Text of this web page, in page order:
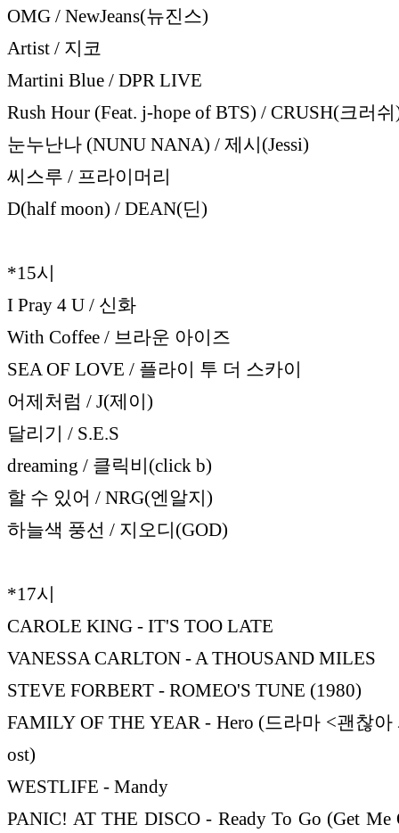
OMG / NewJeans(뉴진스)
Artist / 지코
Martini Blue / DPR LIVE
Rush Hour (Feat. j-hope of BTS) / CRUSH(크러
눈누난나 (NUNU NANA) / 제시(Jessi)
씨스루 / 프라이머리
D(half moon) / DEAN(딘)
*15시
I Pray 4 U / 신화
With Coffee / 브라운 아이즈
SEA OF LOVE / 플라이 투 더 스카이
어제처럼 / J(제이)
달리기 / S.E.S
dreaming / 클릭비(click b)
할 수 있어 / NRG(엔알지)
하늘색 풍선 / 지오디(GOD)
*17시
CAROLE KING - IT'S TOO LATE
VANESSA CARLTON - A THOUSAND MILES
STEVE FORBERT - ROMEO'S TUNE (1980)
FAMILY OF THE YEAR - Hero (드라마 <괜찮
ost)
WESTLIFE - Mandy
PANIC! AT THE DISCO - Ready To Go (Get